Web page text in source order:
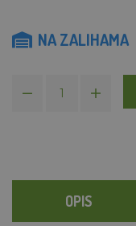
NA ZALIHAMA
OPIS